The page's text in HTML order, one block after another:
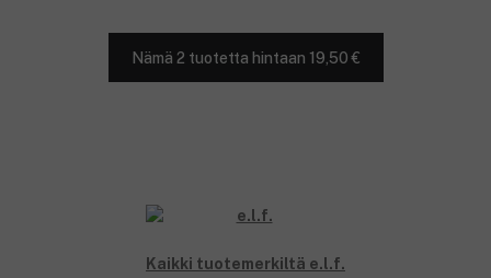
Nämä 2 tuotetta hintaan 19,50 €
Kaikki tuotemerkiltä e.l.f.